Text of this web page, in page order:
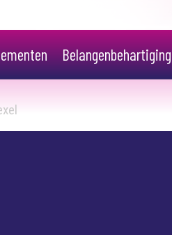
Belangenbehartiging